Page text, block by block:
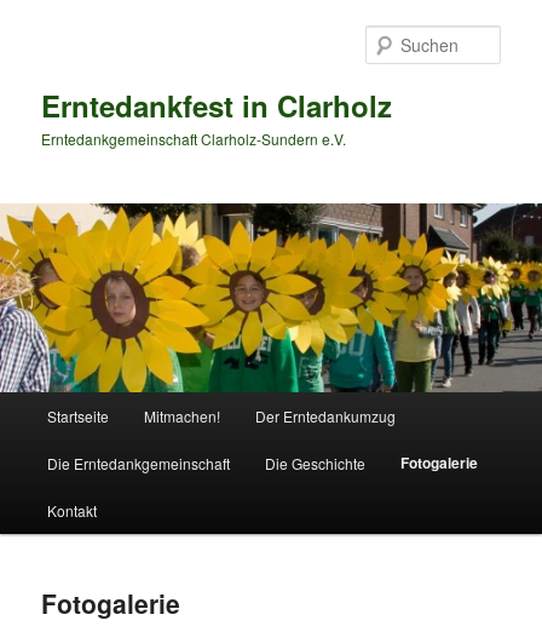
Erntedankfest in Clarholz
Erntedankgemeinschaft Clarholz-Sundern e.V.
Startseite Mitmachen! Der Erntedankumzug
Die Erntedankgemeinschaft Die Geschichte Fotogalerie
Kontakt
Fotogalerie